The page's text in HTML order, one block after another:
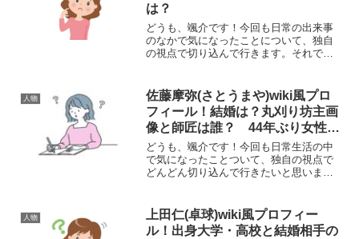
は？
どうも、颯介です！今回も日常の出来事
のなかで気になったことについて、独自
の視点で切り込んで行きます。それで
（とくながゆうき）さんについてです。
徳永さんは、「日本の孫」と...
人物
佐藤摩弥(さとうまや)wiki風プロ
フィール！結婚は？丸刈り坊主画
像と師匠は誰？ 44年ぶり女性オ
ートレーサー
どうも、颯介です！今回も日常生活の中
で気になったことついて、独自の視点で
どんどん切り込んで行きたいと思いま
性オートレーサー（バイクのレースの運
転手）の佐藤摩弥さんについて...
人物
上田仁(卓球)wiki風プロフィー
ル！出身大学・高校と結婚相手の